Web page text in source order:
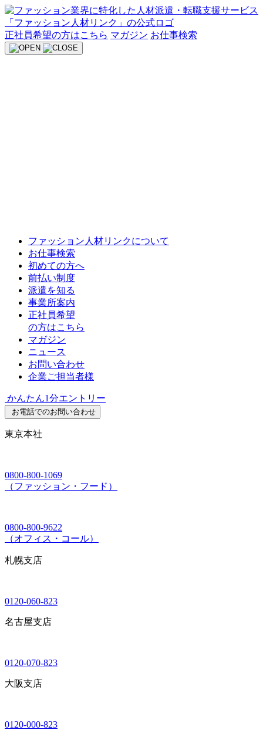
Skip
to
content
正社員希望の方はこちら マガジン お仕事検索
ファッション人材リンクについて
お仕事検索
初めての方へ
前払い制度
派遣を知る
事業所案内
正社員希望
の方はこちら
マガジン
ニュース
お問い合わせ
企業ご担当者様
かんたん1分エントリー
お電話でのお問い合わせ
東京本社
0800-800-1069
（ファッション・フード）
0800-800-9622
（オフィス・コール）
札幌支店
0120-060-823
名古屋支店
0120-070-823
大阪支店
0120-000-823